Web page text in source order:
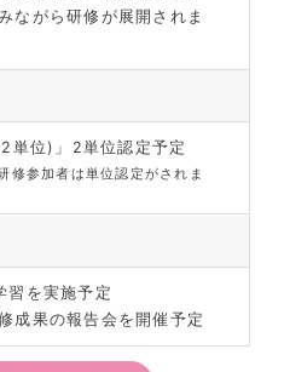
ながら研修が展開されま
単位)」2単位認定予定
修参加者は単位認定がされま
習を実施予定
成果の報告会を開催予定